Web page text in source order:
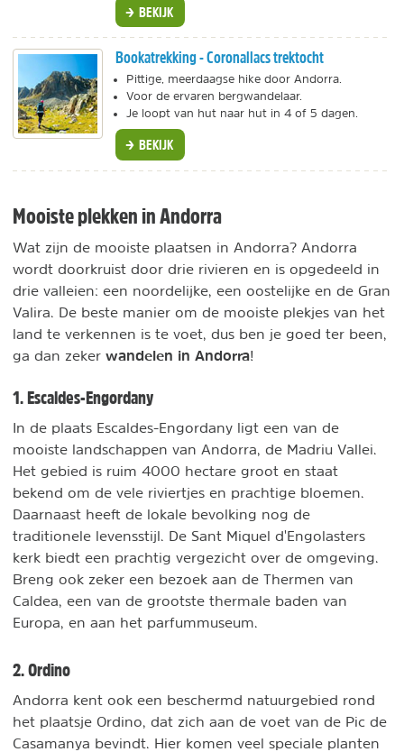
BEKIJK
Bookatrekking - Coronallacs trektocht
Pittige, meerdaagse hike door Andorra.
Voor de ervaren bergwandelaar.
Je loopt van hut naar hut in 4 of 5 dagen.
BEKIJK
Mooiste plekken in Andorra
Wat zijn de mooiste plaatsen in Andorra? Andorra
wordt doorkruist door drie rivieren en is opgedeeld in
drie valleien: een noordelijke, een oostelijke en de Gran
Valira. De beste manier om de mooiste plekjes van het
land te verkennen is te voet, dus ben je goed ter been,
ga dan zeker wandelen in Andorra!
1. Escaldes-Engordany
In de plaats Escaldes-Engordany ligt een van de
mooiste landschappen van Andorra, de Madriu Vallei.
Het gebied is ruim 4000 hectare groot en staat
bekend om de vele riviertjes en prachtige bloemen.
Daarnaast heeft de lokale bevolking nog de
traditionele levensstijl. De Sant Miquel d'Engolasters
kerk biedt een prachtig vergezicht over de omgeving.
Breng ook zeker een bezoek aan de Thermen van
Caldea, een van de grootste thermale baden van
Europa, en aan het parfummuseum.
2. Ordino
Andorra kent ook een beschermd natuurgebied rond
het plaatsje Ordino, dat zich aan de voet van de Pic de
Casamanya bevindt. Hier komen veel speciale planten